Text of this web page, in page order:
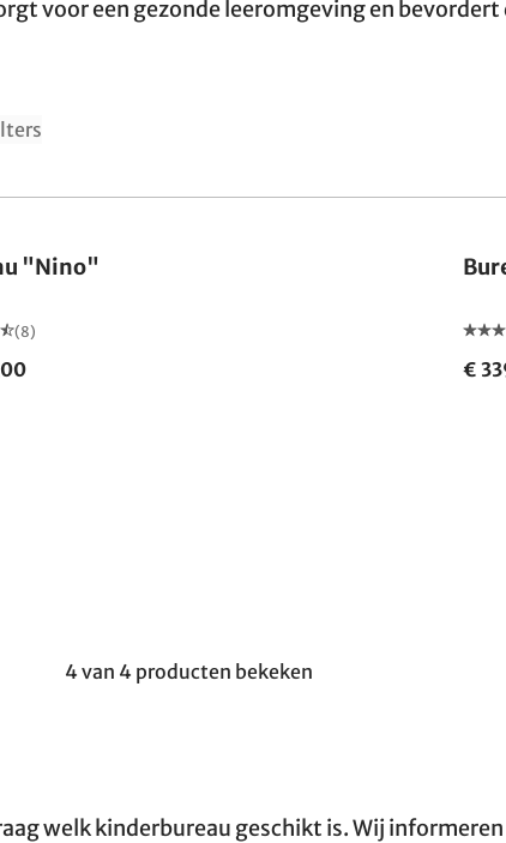
voor een gezonde leeromgeving en
"Nino"
(8)
€
4 van 4 producten bekeken
welk kinderbureau geschikt is. Wij informeren